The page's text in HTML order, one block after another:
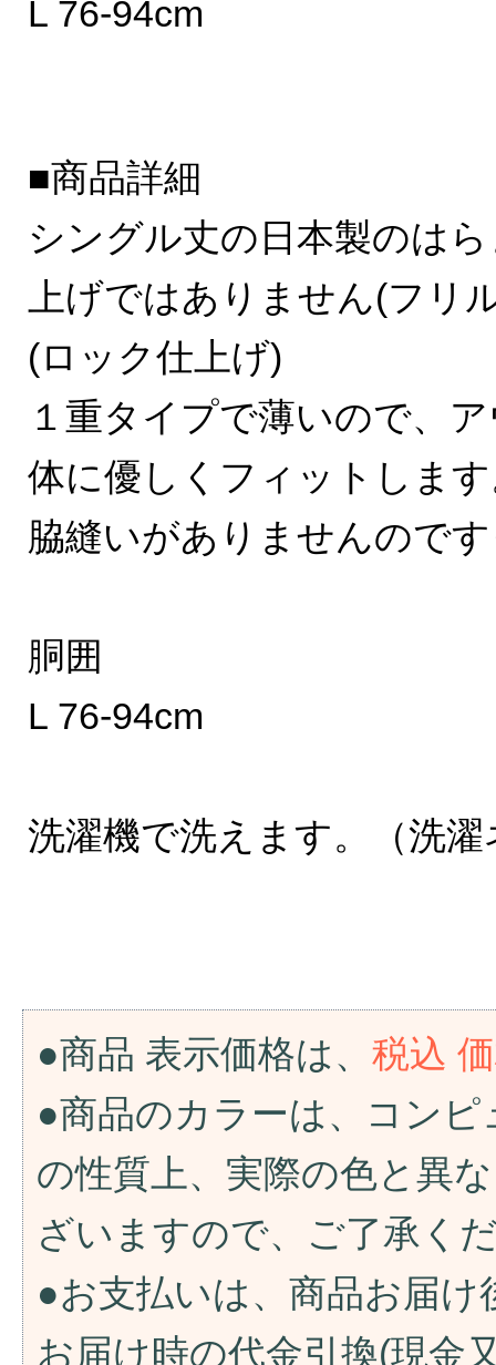
L 76-94cm
■商品詳細
シングル丈の日本製のは
上げではありません(フリ
(ロック仕上げ)
１重タイプで薄いので、
体に優しくフィットしま
脇縫いがありませんので
胴囲
L 76-94cm
洗濯機で洗えます。（洗
●商品 表示価格は、 税込
●商品のカラーは、コン
の性質上、実際の色と異
ざいますので、ご了承く
●お支払いは、商品お届け
お届け時の代金引換(現金